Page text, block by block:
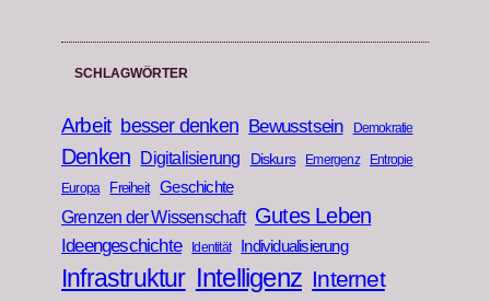
SCHLAGWÖRTER
Arbeit besser denken Bewusstsein Demokratie
Denken Digitalisierung Diskurs Emergenz
Entropie
Europa
Freiheit Geschichte
Grenzen der Wissenschaft Gutes Leben
Ideengeschichte Identität Individualisierung
Infrastruktur Intelligenz Internet